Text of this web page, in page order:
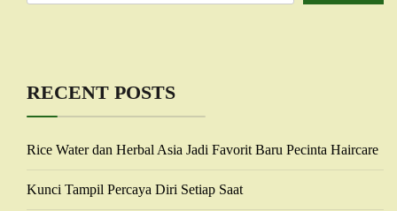
RECENT POSTS
Rice Water dan Herbal Asia Jadi Favorit Baru Pecinta Haircare
Kunci Tampil Percaya Diri Setiap Saat